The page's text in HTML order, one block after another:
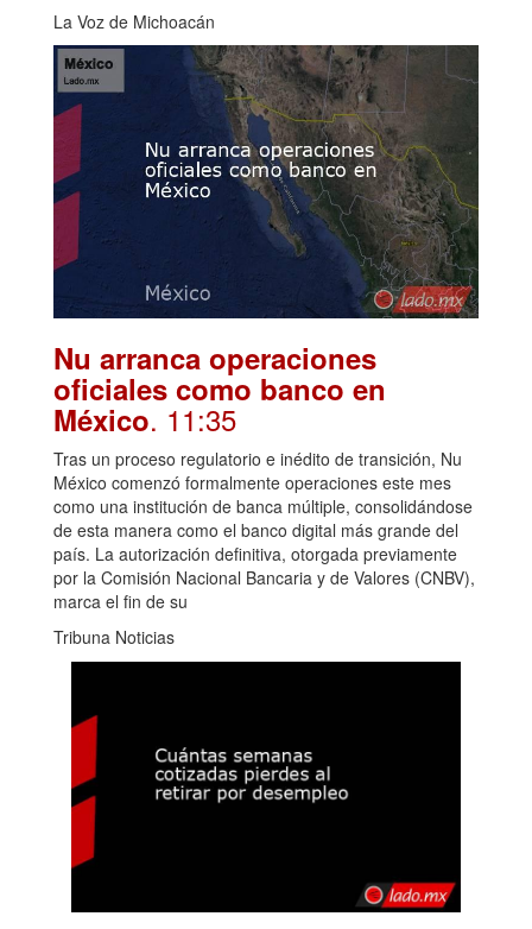
La Voz de Michoacán
Nu arranca operaciones
oficiales como banco en
México. 11:35
Tras un proceso regulatorio e inédito de transición, Nu
México comenzó formalmente operaciones este mes
como una institución de banca múltiple, consolidándose
de esta manera como el banco digital más grande del
país. La autorización definitiva, otorgada previamente
por la Comisión Nacional Bancaria y de Valores (CNBV),
marca el fin de su
Tribuna Noticias